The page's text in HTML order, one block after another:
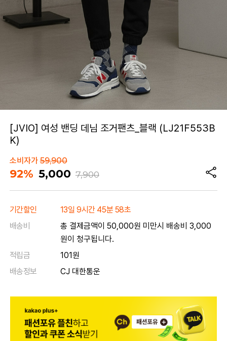
[JVIO] 여성 밴딩 데님 조거팬츠_블랙 (LJ21F553B
K)
소비자가59,900
92% 5,000 7,900
기간할인
13일 9시간 45분 58초
배송비
총 결제금액이 50,000원 미만시 배송비 3,000
원이 청구됩니다.
적립금
101원
배송정보
CJ 대한통운